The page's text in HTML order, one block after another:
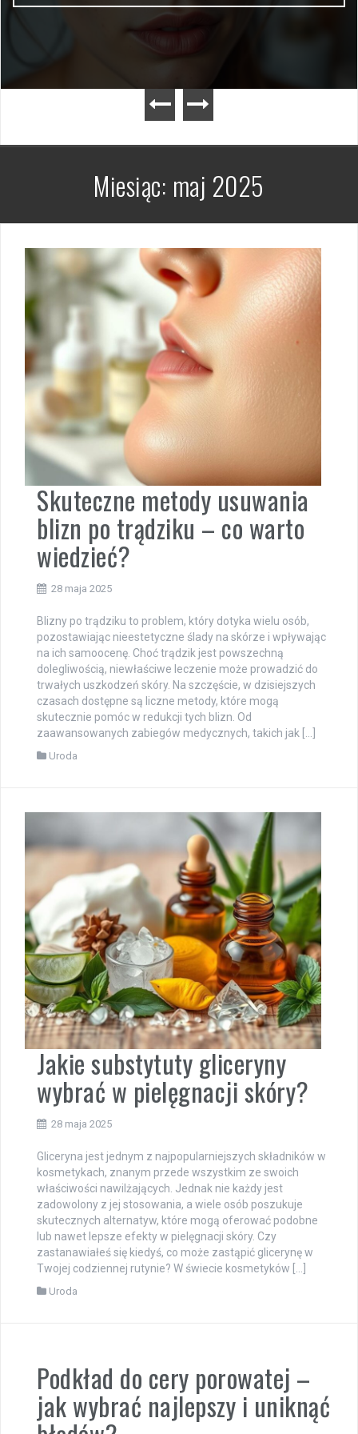
Miesiąc: maj 2025
Skuteczne metody usuwania
blizn po trądziku – co warto
wiedzieć?
28 maja 2025
Blizny po trądziku to problem, który dotyka wielu osób,
pozostawiając nieestetyczne ślady na skórze i wpływając
na ich samoocenę. Choć trądzik jest powszechną
dolegliwością, niewłaściwe leczenie może prowadzić do
trwałych uszkodzeń skóry. Na szczęście, w dzisiejszych
czasach dostępne są liczne metody, które mogą
skutecznie pomóc w redukcji tych blizn. Od
zaawansowanych zabiegów medycznych, takich jak […]
Uroda
Jakie substytuty gliceryny
wybrać w pielęgnacji skóry?
28 maja 2025
Gliceryna jest jednym z najpopularniejszych składników w
kosmetykach, znanym przede wszystkim ze swoich
właściwości nawilżających. Jednak nie każdy jest
zadowolony z jej stosowania, a wiele osób poszukuje
skutecznych alternatyw, które mogą oferować podobne
lub nawet lepsze efekty w pielęgnacji skóry. Czy
zastanawiałeś się kiedyś, co może zastąpić glicerynę w
Twojej codziennej rutynie? W świecie kosmetyków […]
Uroda
Podkład do cery porowatej –
jak wybrać najlepszy i uniknąć